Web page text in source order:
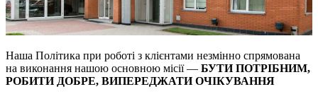
Наша Політика при роботі з клієнтами незмінно спрямована
на виконання нашою основною місії — БУТИ ПОТРІБНИМ,
РОБИТИ ДОБРЕ, ВИПЕРЕДЖАТИ ОЧІКУВАННЯ